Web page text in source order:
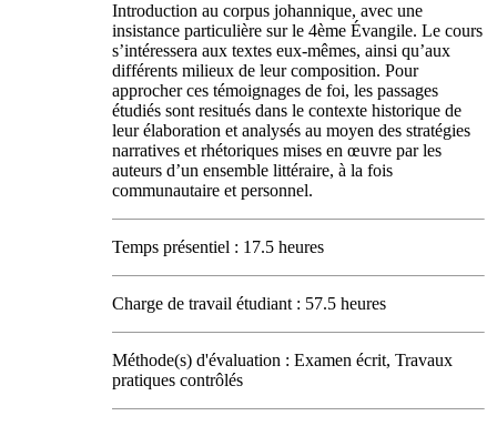
Introduction au corpus johannique, avec une
insistance particulière sur le 4ème Évangile. Le cours
s’intéressera aux textes eux-mêmes, ainsi qu’aux
différents milieux de leur composition. Pour
approcher ces témoignages de foi, les passages
étudiés sont resitués dans le contexte historique de
leur élaboration et analysés au moyen des stratégies
narratives et rhétoriques mises en œuvre par les
auteurs d’un ensemble littéraire, à la fois
communautaire et personnel.
Temps présentiel : 17.5 heures
Charge de travail étudiant : 57.5 heures
Méthode(s) d'évaluation : Examen écrit, Travaux
pratiques contrôlés